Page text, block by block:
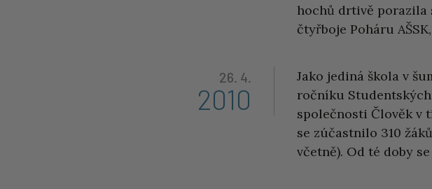
hochů drtivě porazila
čtyřboje Poháru
26. 4.
2010
Jako jediná škola v
ročníku
společnosti Člověk v
se zúčastnilo 310
včetně). Od té doby